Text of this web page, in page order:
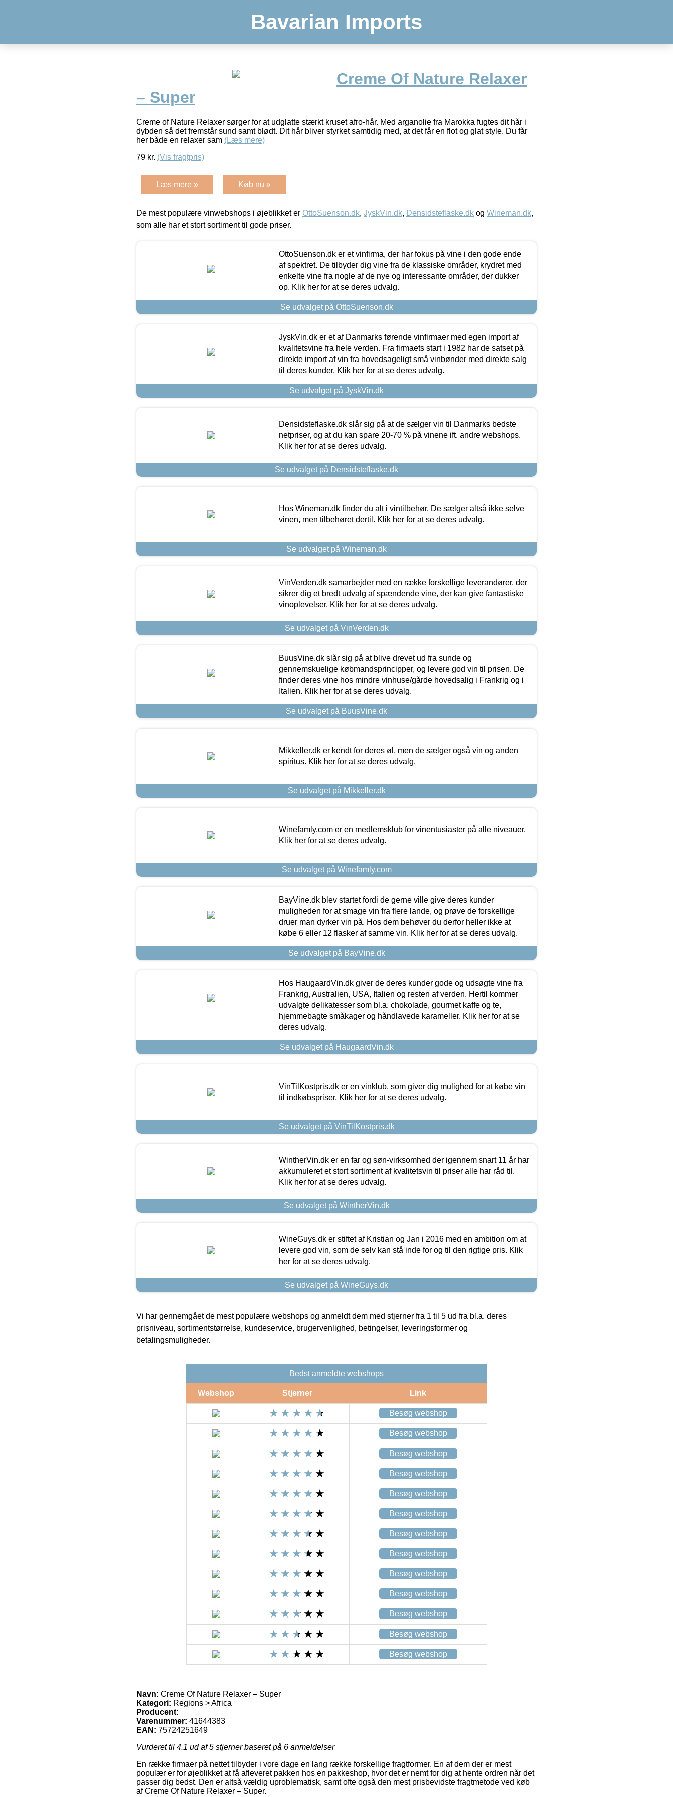
Bavarian Imports
Creme Of Nature Relaxer
– Super
Creme of Nature Relaxer sørger for at udglatte stærkt kruset afro-hår. Med arganolie fra Marokka fugtes dit hår i
dybden så det fremstår sund samt blødt. Dit hår bliver styrket samtidig med, at det får en flot og glat style. Du får
her både en relaxer sam (Læs mere)
79 kr. (Vis fragtpris)
Læs mere » Køb nu »
De mest populære vinwebshops i øjeblikket er OttoSuenson.dk, JyskVin.dk, Densidsteflaske.dk og Wineman.dk,
som alle har et stort sortiment til gode priser.
OttoSuenson.dk er et vinfirma, der har fokus på vine i den gode ende
af spektret. De tilbyder dig vine fra de klassiske områder, krydret med
enkelte vine fra nogle af de nye og interessante områder, der dukker
op. Klik her for at se deres udvalg.
Se udvalget på OttoSuenson.dk
JyskVin.dk er et af Danmarks førende vinfirmaer med egen import af
kvalitetsvine fra hele verden. Fra firmaets start i 1982 har de satset på
direkte import af vin fra hovedsageligt små vinbønder med direkte salg
til deres kunder. Klik her for at se deres udvalg.
Se udvalget på JyskVin.dk
Densidsteflaske.dk slår sig på at de sælger vin til Danmarks bedste
netpriser, og at du kan spare 20-70 % på vinene ift. andre webshops.
Klik her for at se deres udvalg.
Se udvalget på Densidsteflaske.dk
Hos Wineman.dk finder du alt i vintilbehør. De sælger altså ikke selve
vinen, men tilbehøret dertil. Klik her for at se deres udvalg.
Se udvalget på Wineman.dk
VinVerden.dk samarbejder med en række forskellige leverandører, der
sikrer dig et bredt udvalg af spændende vine, der kan give fantastiske
vinoplevelser. Klik her for at se deres udvalg.
Se udvalget på VinVerden.dk
BuusVine.dk slår sig på at blive drevet ud fra sunde og
gennemskuelige købmandsprincipper, og levere god vin til prisen. De
finder deres vine hos mindre vinhuse/gårde hovedsalig i Frankrig og i
Italien. Klik her for at se deres udvalg.
Se udvalget på BuusVine.dk
Mikkeller.dk er kendt for deres øl, men de sælger også vin og anden
spiritus. Klik her for at se deres udvalg.
Se udvalget på Mikkeller.dk
Winefamly.com er en medlemsklub for vinentusiaster på alle niveauer.
Klik her for at se deres udvalg.
Se udvalget på Winefamly.com
BayVine.dk blev startet fordi de gerne ville give deres kunder
muligheden for at smage vin fra flere lande, og prøve de forskellige
druer man dyrker vin på. Hos dem behøver du derfor heller ikke at
købe 6 eller 12 flasker af samme vin. Klik her for at se deres udvalg.
Se udvalget på BayVine.dk
Hos HaugaardVin.dk giver de deres kunder gode og udsøgte vine fra
Frankrig, Australien, USA, Italien og resten af verden. Hertil kommer
udvalgte delikatesser som bl.a. chokolade, gourmet kaffe og te,
hjemmebagte småkager og håndlavede karameller. Klik her for at se
deres udvalg.
Se udvalget på HaugaardVin.dk
VinTilKostpris.dk er en vinklub, som giver dig mulighed for at købe vin
til indkøbspriser. Klik her for at se deres udvalg.
Se udvalget på VinTilKostpris.dk
WintherVin.dk er en far og søn-virksomhed der igennem snart 11 år har
akkumuleret et stort sortiment af kvalitetsvin til priser alle har råd til.
Klik her for at se deres udvalg.
Se udvalget på WintherVin.dk
WineGuys.dk er stiftet af Kristian og Jan i 2016 med en ambition om at
levere god vin, som de selv kan stå inde for og til den rigtige pris. Klik
her for at se deres udvalg.
Se udvalget på WineGuys.dk
Vi har gennemgået de mest populære webshops og anmeldt dem med stjerner fra 1 til 5 ud fra bl.a. deres
prisniveau, sortimentstørrelse, kundeservice, brugervenlighed, betingelser, leveringsformer og
betalingsmuligheder.
Bedst anmeldte webshops
Webshop Stjerner Link
Besøg webshop
Besøg webshop
Besøg webshop
Besøg webshop
Besøg webshop
Besøg webshop
Besøg webshop
Besøg webshop
Besøg webshop
Besøg webshop
Besøg webshop
Besøg webshop
Besøg webshop
Navn: Creme Of Nature Relaxer – Super
Kategori: Regions > Africa
Producent:
Varenummer: 41644383
EAN: 75724251649
Vurderet til 4.1 ud af 5 stjerner baseret på 6 anmeldelser
En række firmaer på nettet tilbyder i vore dage en lang række forskellige fragtformer. En af dem der er mest
populær er for øjeblikket at få afleveret pakken hos en pakkeshop, hvor det er nemt for dig at hente ordren når det
passer dig bedst. Den er altså vældig uproblematisk, samt ofte også den mest prisbevidste fragtmetode ved køb
af Creme Of Nature Relaxer – Super.